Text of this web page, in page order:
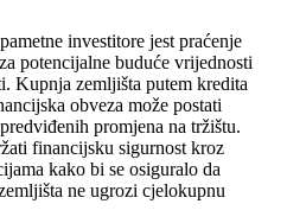
investitore jest praćenje
potencijalne buduće vrijednosti
Kupnja zemljišta putem kredita
obveza može postati
promjena na tržištu.
financijsku sigurnost kroz
kako bi se osiguralo da
ne ugrozi cjelokupnu